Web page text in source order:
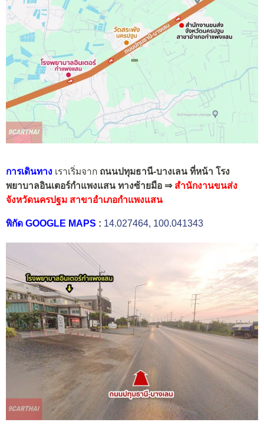
การเดินทาง เราเริ่มจาก ถนนปทุมธานี-บางเลน ที่หน้า โรง
พยาบาลอินเตอร์กำแพงแสน ทางซ้ายมือ ⇒สำนักงานขนส่ง
จังหวัดนครปฐม สาขาอำเภอกำแพงแสน
พิกัด GOOGLE MAPS : 14.027464, 100.041343